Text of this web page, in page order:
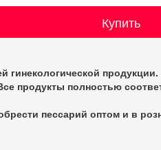
Купить
гинекологической
продукты полностью
пессарий оптом и в